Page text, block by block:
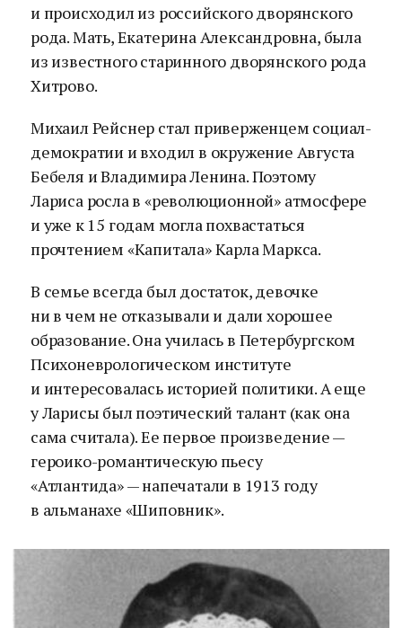
и происходил из российского дворянского
рода. Мать, Екатерина Александровна, была
из известного старинного дворянского рода
Хитрово.
Михаил Рейснер стал приверженцем социал-
демократии и входил в окружение Августа
Бебеля и Владимира Ленина. Поэтому
Лариса росла в «революционной» атмосфере
и уже к 15 годам могла похвастаться
прочтением «Капитала» Карла Маркса.
В семье всегда был достаток, девочке
ни в чем не отказывали и дали хорошее
образование. Она училась в Петербургском
Психоневрологическом институте
и интересовалась историей политики. А еще
у Ларисы был поэтический талант (как она
сама считала). Ее первое произведение —
героико-романтическую пьесу
«Атлантида» — напечатали в 1913 году
в альманахе «Шиповник».